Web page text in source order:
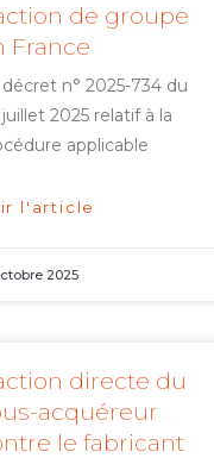
de groupe
France
décret n° 2025-734 du
2025 relatif à la
applicable
l'article
2025
directe du
acquéreur
le fabricant